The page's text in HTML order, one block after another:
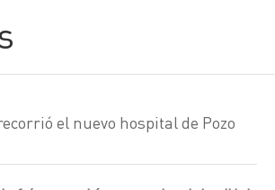
el nuevo hospital de Pozo